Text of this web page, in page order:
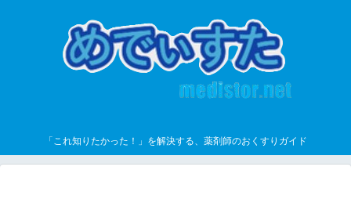
「これ知りたかった！」を解決する、薬剤師のおくすりガイド